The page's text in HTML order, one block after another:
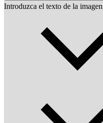
Introduzca el texto de la imagen